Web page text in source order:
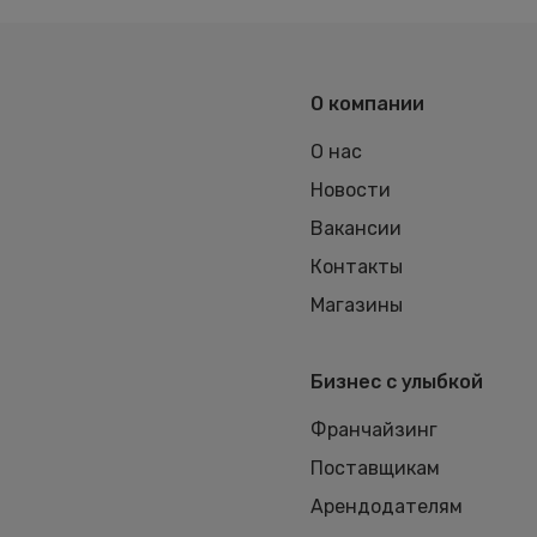
О компании
О нас
Новости
Вакансии
Контакты
Магазины
Бизнес с улыбкой
Франчайзинг
Поставщикам
Арендодателям